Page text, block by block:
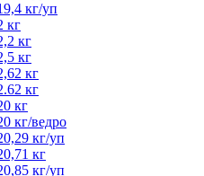
кг/уп
кг
кг
кг
кг
кг
кг
кг/ведро
кг/уп
кг
кг/уп